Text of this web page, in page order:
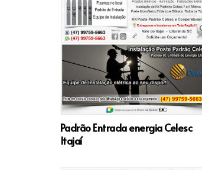
Padrão Entrada energia Celesc
Itajaí